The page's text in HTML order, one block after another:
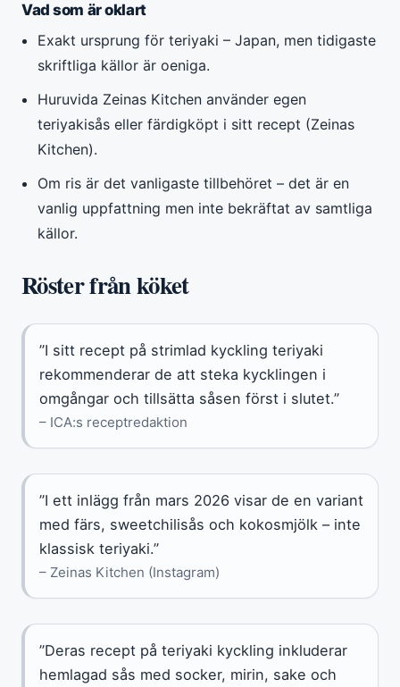
Vad som är oklart
Exakt ursprung för teriyaki – Japan, men tidigaste
skriftliga källor är oeniga.
Huruvida Zeinas Kitchen använder egen
teriyakisås eller färdigköpt i sitt recept (Zeinas
Kitchen).
Om ris är det vanligaste tillbehöret – det är en
vanlig uppfattning men inte bekräftat av samtliga
källor.
Röster från köket
”I sitt recept på strimlad kyckling teriyaki
rekommenderar de att steka kycklingen i
omgångar och tillsätta såsen först i slutet.”
– ICA:s receptredaktion
”I ett inlägg från mars 2026 visar de en variant
med färs, sweetchilisås och kokosmjölk – inte
klassisk teriyaki.”
– Zeinas Kitchen (Instagram)
”Deras recept på teriyaki kyckling inkluderar
hemlagad sås med socker, mirin, sake och